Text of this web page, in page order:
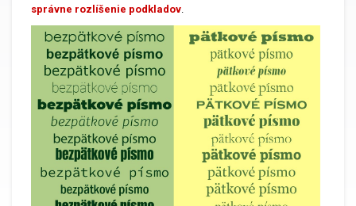
správne rozlíšenie podkladov